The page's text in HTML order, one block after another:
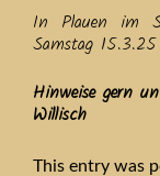
In Plauen im
Samstag
Hinweise gern
Willisch
This entry was